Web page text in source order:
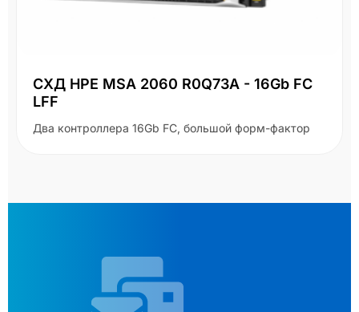
СХД HPE MSA 2060 R0Q73A - 16Gb FC
LFF
Два контроллера 16Gb FC, большой форм-фактор